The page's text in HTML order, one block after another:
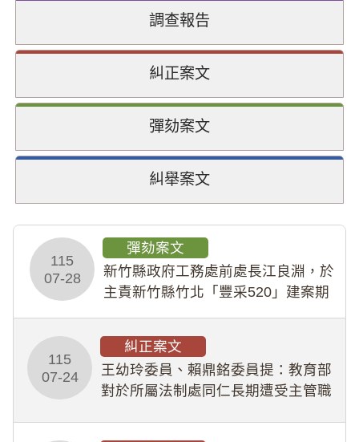
調查報告
糾正案文
彈劾案文
糾舉案文
115
07-28
彈劾案文
新竹縣政府工務處前處長江良淵，於
主責新竹縣竹北「豐采520」建案期
幣1,483萬餘元，並長期收受建商餽
贈；復罔顧公共安全，圖利默許建商
於停工期間
115
07-24
糾正案文
王幼玲委員、賴鼎銘委員提：教育部
對於所屬法制處同仁長期遭受主管職